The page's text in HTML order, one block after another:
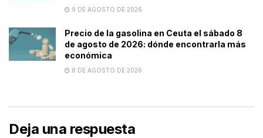
9 DE AGOSTO DE 2026
Precio de la gasolina en Ceuta el sábado 8
de agosto de 2026: dónde encontrarla más
económica
8 DE AGOSTO DE 2026
Deja una respuesta